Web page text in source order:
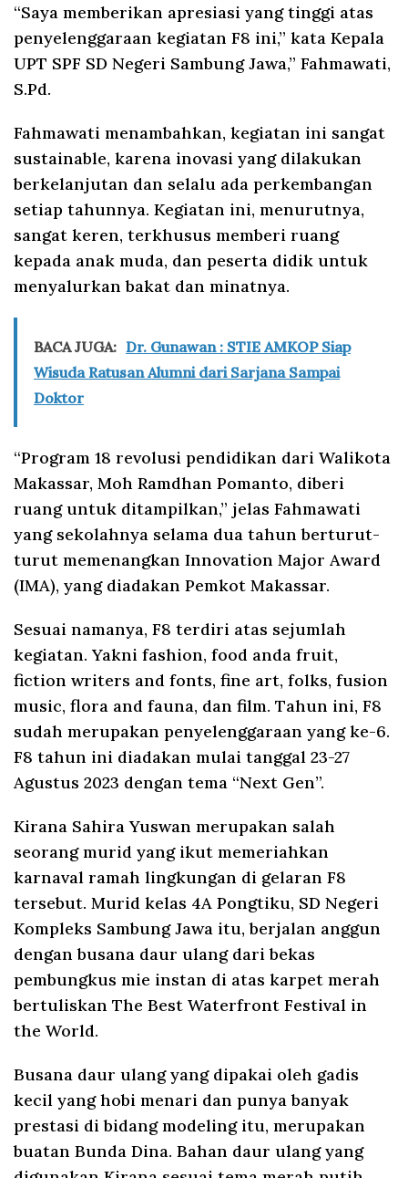
“Saya memberikan apresiasi yang tinggi atas
penyelenggaraan kegiatan F8 ini,” kata Kepala
UPT SPF SD Negeri Sambung Jawa,” Fahmawati,
S.Pd.
Fahmawati menambahkan, kegiatan ini sangat
sustainable, karena inovasi yang dilakukan
berkelanjutan dan selalu ada perkembangan
setiap tahunnya. Kegiatan ini, menurutnya,
sangat keren, terkhusus memberi ruang
kepada anak muda, dan peserta didik untuk
menyalurkan bakat dan minatnya.
BACA JUGA: Dr. Gunawan : STIE AMKOP Siap
Wisuda Ratusan Alumni dari Sarjana Sampai
Doktor
“Program 18 revolusi pendidikan dari Walikota
Makassar, Moh Ramdhan Pomanto, diberi
ruang untuk ditampilkan,” jelas Fahmawati
yang sekolahnya selama dua tahun berturut-
turut memenangkan Innovation Major Award
(IMA), yang diadakan Pemkot Makassar.
Sesuai namanya, F8 terdiri atas sejumlah
kegiatan. Yakni fashion, food anda fruit,
fiction writers and fonts, fine art, folks, fusion
music, flora and fauna, dan film. Tahun ini, F8
sudah merupakan penyelenggaraan yang ke-6.
F8 tahun ini diadakan mulai tanggal 23-27
Agustus 2023 dengan tema “Next Gen”.
Kirana Sahira Yuswan merupakan salah
seorang murid yang ikut memeriahkan
karnaval ramah lingkungan di gelaran F8
tersebut. Murid kelas 4A Pongtiku, SD Negeri
Kompleks Sambung Jawa itu, berjalan anggun
dengan busana daur ulang dari bekas
pembungkus mie instan di atas karpet merah
bertuliskan The Best Waterfront Festival in
the World.
Busana daur ulang yang dipakai oleh gadis
kecil yang hobi menari dan punya banyak
prestasi di bidang modeling itu, merupakan
buatan Bunda Dina. Bahan daur ulang yang